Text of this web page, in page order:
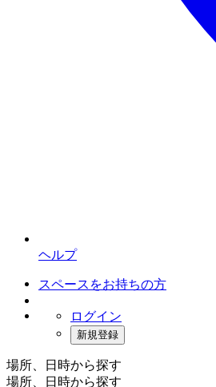
ヘルプ
スペースをお持ちの方
ログイン
新規登録
場所、日時から探す
場所、日時から探す